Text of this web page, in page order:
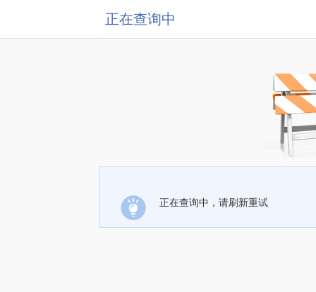
正在查询中
正在查询中，请刷新重试